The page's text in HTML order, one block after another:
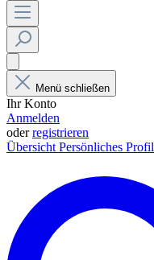
Menü schließen
Ihr Konto
Anmelden
oderregistrieren
Übersicht Persönliches Profil